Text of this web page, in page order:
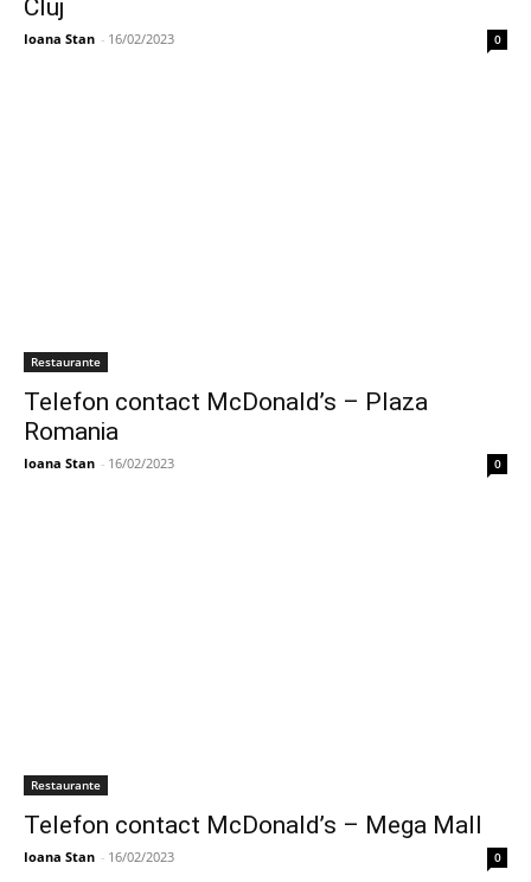
Cluj
Ioana Stan - 16/02/2023 0
Restaurante
Telefon contact McDonald’s – Plaza
Romania
Ioana Stan - 16/02/2023 0
Restaurante
Telefon contact McDonald’s – Mega Mall
Ioana Stan - 16/02/2023 0